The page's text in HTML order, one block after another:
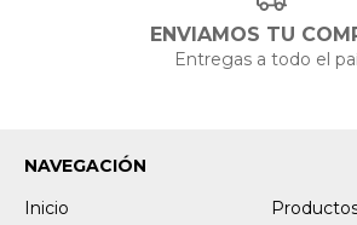
ENVIAMOS TU
Entregas a todo el
NAVEGACIÓN
Inicio